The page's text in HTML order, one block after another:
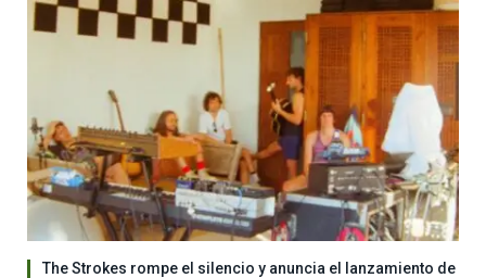
The Strokes rompe el silencio y anuncia el lanzamiento de